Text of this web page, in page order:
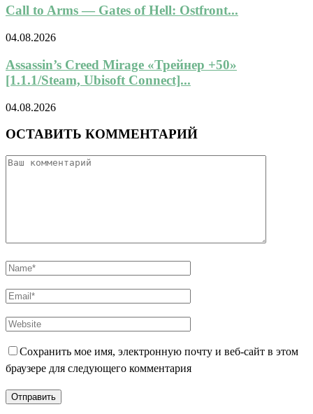
Call to Arms — Gates of Hell: Ostfront...
04.08.2026
Assassin’s Creed Mirage «Трейнер +50»
[1.1.1/Steam, Ubisoft Connect]...
04.08.2026
ОСТАВИТЬ КОММЕНТАРИЙ
Сохранить мое имя, электронную почту и веб-сайт в этом
браузере для следующего комментария